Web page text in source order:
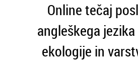
Online tečaj
angleškega
ekologije in